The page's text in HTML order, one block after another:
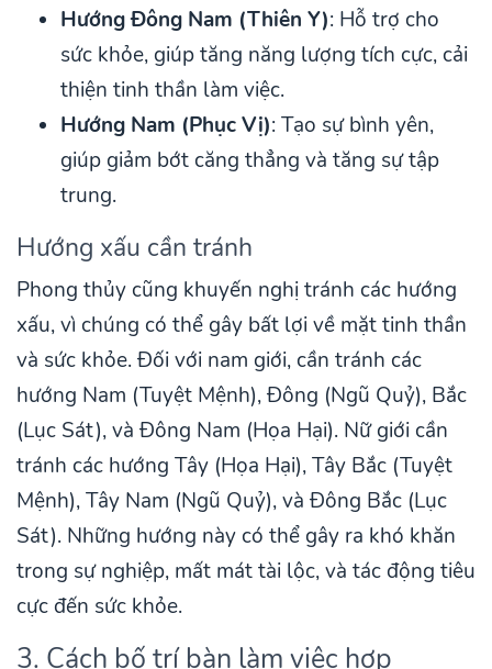
Hướng Đông Nam (Thiên Y): Hỗ trợ cho
sức khỏe, giúp tăng năng lượng tích cực, cải
thiện tinh thần làm việc.
Hướng Nam (Phục Vị): Tạo sự bình yên,
giúp giảm bớt căng thẳng và tăng sự tập
trung.
Hướng xấu cần tránh
Phong thủy cũng khuyến nghị tránh các hướng
xấu, vì chúng có thể gây bất lợi về mặt tinh thần
và sức khỏe. Đối với nam giới, cần tránh các
hướng Nam (Tuyệt Mệnh), Đông (Ngũ Quỷ), Bắc
(Lục Sát), và Đông Nam (Họa Hại). Nữ giới cần
tránh các hướng Tây (Họa Hại), Tây Bắc (Tuyệt
Mệnh), Tây Nam (Ngũ Quỷ), và Đông Bắc (Lục
Sát). Những hướng này có thể gây ra khó khăn
trong sự nghiệp, mất mát tài lộc, và tác động tiêu
cực đến sức khỏe.
3. Cách bố trí bàn làm việc hợp